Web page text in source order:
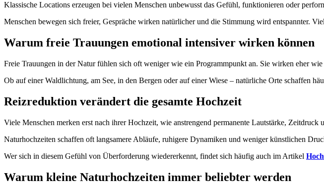
Klassische Locations erzeugen bei vielen Menschen unbewusst das Gefühl, funktionieren oder
Menschen bewegen sich freier, Gespräche wirken natürlicher und die Stimmung wird entspannter.
Warum freie Trauungen emotional intensiver wirken können
Freie Trauungen in der Natur fühlen sich oft weniger wie ein Programmpunkt an. Sie wirken eher
Ob auf einer Waldlichtung, am See, in den Bergen oder auf einer Wiese – natürliche Orte schaffen
Reizreduktion verändert die gesamte Hochzeit
Viele Menschen merken erst nach ihrer Hochzeit, wie anstrengend permanente Lautstärke, Zeitdruck
Naturhochzeiten schaffen oft langsamere Abläufe, ruhigere Dynamiken und weniger künstlichen
Wer sich in diesem Gefühl von Überforderung wiedererkennt, findet sich häufig auch im Artikel
Warum kleine Naturhochzeiten immer beliebter werden